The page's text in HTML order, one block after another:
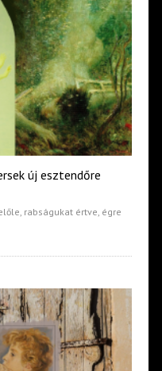
új esztendőre
rabságukat értve, égre